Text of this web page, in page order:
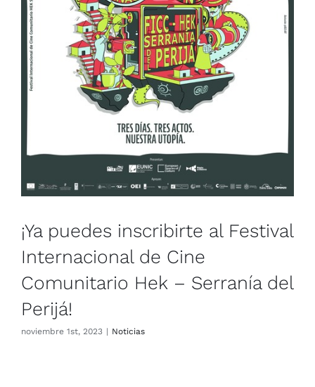
Internacional de Cine
Comunitario Hek – Serranía del
Perijá!
Noticias
¡Ya puedes inscribirte al Festival
Internacional de Cine
Comunitario Hek – Serranía del
Perijá!
noviembre 1st, 2023 | Noticias